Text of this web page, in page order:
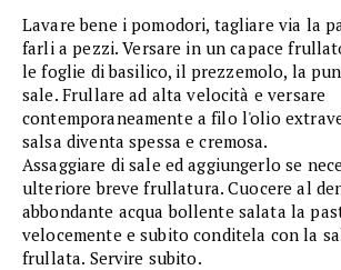
Lavare bene i pomodori, tagliare via la
farli a pezzi. Versare in un capace
le foglie di basilico, il prezzemolo, la
sale. Frullare ad alta velocità e versare
contemporaneamente a filo l'olio
salsa diventa spessa e cremosa.
Assaggiare di sale ed aggiungerlo se
ulteriore breve frullatura. Cuocere al
abbondante acqua bollente salata la
velocemente e subito conditela con la
frullata. Servire subito.